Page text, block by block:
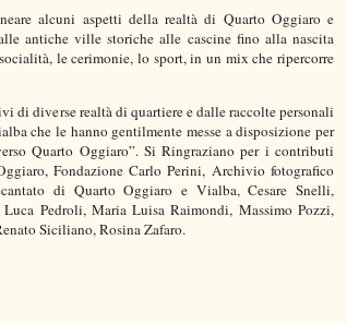
alcuni aspetti della realtà di Quarto Oggiaro e
antiche ville storiche alle cascine fino alla nascita
le cerimonie, lo sport, in un mix che ripercorre
di diverse realtà di quartiere e dalle raccolte personali
che le hanno gentilmente messe a disposizione per
Quarto Oggiaro”. Si Ringraziano per i contributi
Fondazione Carlo Perini, Archivio fotografico
di Quarto Oggiaro e Vialba, Cesare Snelli,
Pedroli, Maria Luisa Raimondi, Massimo Pozzi,
Siciliano, Rosina Zafaro.